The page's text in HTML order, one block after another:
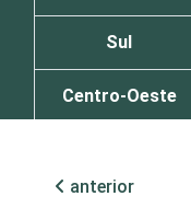
Sul
Centro-Oeste
patronais,
anterior